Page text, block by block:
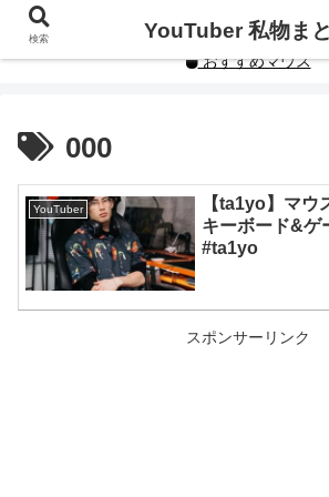
YouTuberや人気インフルエンサーの私
おすすめマウス
000
YouTuber
【ta1yo】マウ
キーボード&ゲ
#ta1yo
スポンサーリンク
検索 YouTuber 私物ま